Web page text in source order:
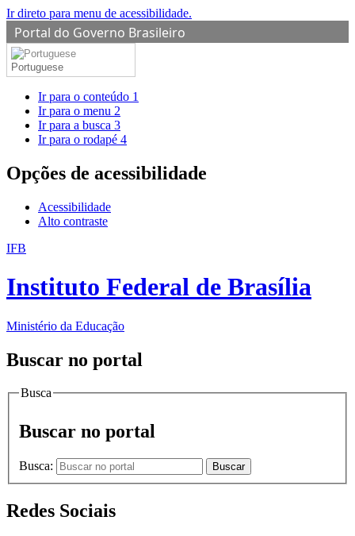
Ir direto para menu de acessibilidade.
Portal do Governo Brasileiro
Portuguese
Ir para o conteúdo 1
Ir para o menu 2
Ir para a busca 3
Ir para o rodapé 4
Opções de acessibilidade
Acessibilidade
Alto contraste
IFB
Instituto Federal de Brasília
Ministério da Educação
Buscar no portal
Busca
Buscar no portal
Busca: Buscar
Redes Sociais